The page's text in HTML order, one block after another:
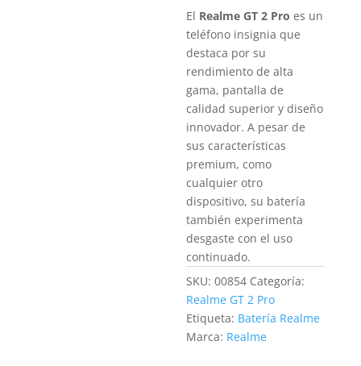
El Realme GT 2 Pro es un
teléfono insignia que
destaca por su
rendimiento de alta
gama, pantalla de
calidad superior y diseño
innovador. A pesar de
sus características
premium, como
cualquier otro
dispositivo, su batería
también experimenta
desgaste con el uso
continuado.
SKU:00854 Categoría:
Realme GT 2 Pro
Etiqueta: Batería Realme
Marca: Realme